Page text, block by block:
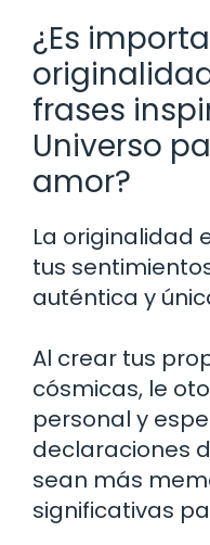
¿Es
frases
Universo
amor?
La originalidad
tus
auténtica y
Al crear tus
cósmicas, le
personal y
declaraciones
sean más
significativas